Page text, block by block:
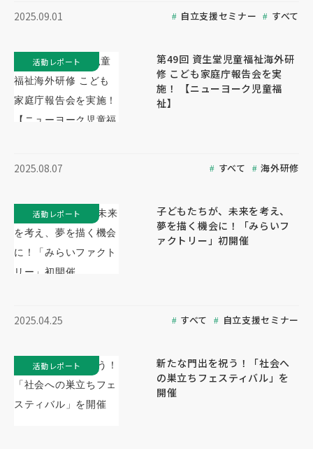
2025.09.01 自立支援セミナー すべて
第49回 資生堂児童福祉海外研
修 こども家庭庁報告会を実
施！ 【ニューヨーク児童福
祉】
2025.08.07 すべて 海外研修
活動レポート
子どもたちが、未来を考え、
夢を描く機会に！「みらいフ
ァクトリー」初開催
2025.04.25 すべて 自立支援セミナー
活動レポート
新たな門出を祝う！「社会へ
の巣立ちフェスティバル」を
開催
活動レポート